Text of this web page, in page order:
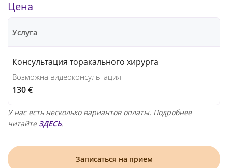
Цена
Услуга
Консультация торакального хирурга
Возможна видеоконсультация
130 €
У нас есть несколько вариантов оплаты. Подробнее
читайтеЗДЕСЬ.
Записаться на прием